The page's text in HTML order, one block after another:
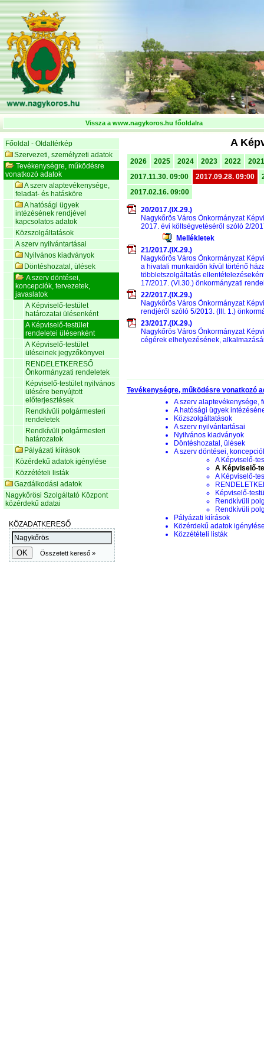
Vissza a www.nagykoros.hu főoldalra
Főoldal - Oldaltérkép
Szervezeti, személyzeti adatok
Tevékenységre, működésre
vonatkozó adatok
A szerv alaptevékenysége,
feladat- és hatásköre
A hatósági ügyek
intézésének rendjével
kapcsolatos adatok
Közszolgáltatások
A szerv nyilvántartásai
Nyilvános kiadványok
Döntéshozatal, ülések
A szerv döntései,
koncepciók, tervezetek,
javaslatok
A Képviselő-testület
határozatai ülésenként
A Képviselő-testület
rendeletei ülésenként
A Képviselő-testület
üléseinek jegyzőkönyvei
RENDELETKERESŐ
Önkormányzati rendeletek
Képviselő-testület nyilvános
ülésére benyújtott
előterjesztések
Rendkívüli polgármesteri
rendeletek
Rendkívüli polgármesteri
határozatok
Pályázati kiírások
Közérdekű adatok igénylése
Közzétételi listák
Gazdálkodási adatok
Nagykőrösi Szolgáltató Központ
közérdekű adatai
A
2026 2025 2024 2023 2022
2021
2017.11.30. 09:00
2017.09.28. 09:00
2017.02.16. 09:00
20/2017.(IX.29.)
Nagykőrös Város Önkormányzat
2017. évi költségvetéséről szóló 2/
Mellékletek
21/2017.(IX.29.)
Nagykőrös Város Önkormányzat
a hivatali munkaidőn kívül történő
többletszolgáltatás
17/2017. (VI.30.) önkormányzati
22/2017.(IX.29.)
Nagykőrös Város Önkormányzat
rendjéről szóló 5/2013. (III. 1.)
23/2017.(IX.29.)
Nagykőrös Város Önkormányzat
cégérek elhelyezésének,
Tevékenységre, működésre vonatkozó
A szerv alaptevékenysége,
A hatósági ügyek
Közszolgáltatások
A szerv nyilvántartásai
Nyilvános kiadványok
Döntéshozatal, ülések
A szerv döntései,
A Képviselő-
A Képviselő-
A Képviselő-
Képviselő-
Rendkívüli
Rendkívüli
Pályázati kiírások
Közérdekű adatok
Közzétételi listák